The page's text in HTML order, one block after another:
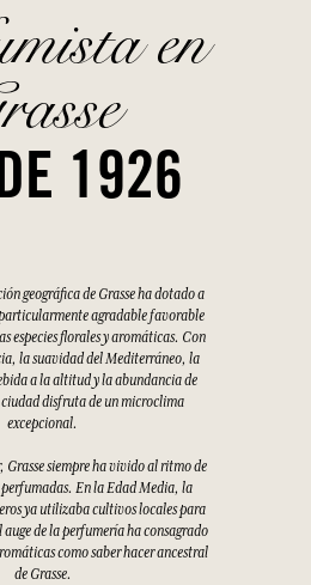
en
1926
geográfica de Grasse ha dotado a
agradable favorable
especies florales y aromáticas. Con
la suavidad del Mediterráneo, la
a la altitud y la abundancia de
ciudad disfruta de un microclima
excepcional.
Grasse siempre ha vivido al ritmo de
perfumadas. En la Edad Media, la
ya utilizaba cultivos locales para
auge de la perfumería ha consagrado
como saber hacer ancestral
de Grasse.